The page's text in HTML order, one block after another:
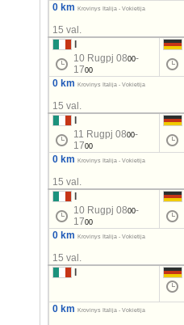
0 km Krovinys Italija - Vokietija
15 val.
10 Rugpj 0800-
1700
0 km Krovinys Italija - Vokietija
15 val.
11 Rugpj 0800-
1700
0 km Krovinys Italija - Vokietija
15 val.
10 Rugpj 0800-
1700
0 km Krovinys Italija - Vokietija
15 val.
0 km
Krovinys Italija - Vokietija